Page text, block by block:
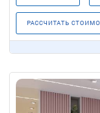
РАССЧИТАТЬ